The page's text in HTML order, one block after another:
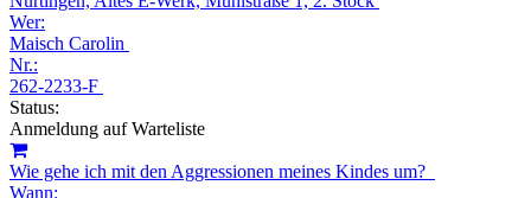
Wer:
Maisch Carolin
Nr.:
262-2233-F
Status:
Anmeldung auf Warteliste
Wie gehe ich mit den Aggressionen meines Kindes um?
Wann: